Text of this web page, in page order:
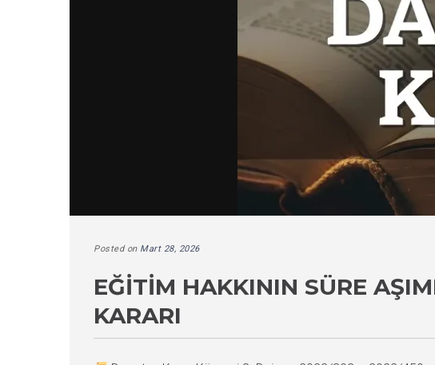
Posted on Mart 28, 2026
EĞITIM HAKKININ SÜRE
KARARI